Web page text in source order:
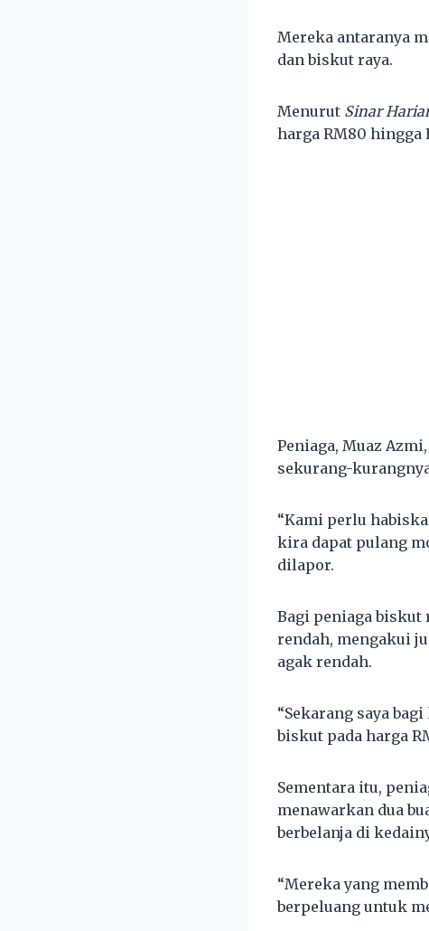
Mereka antaranya
dan biskut raya.
Menurut Sinar
harga RM80 hingga
Peniaga, Muaz
sekurang-
“Kami perlu
kira dapat pulang
dilapor.
Bagi peniaga biskut
rendah, mengakui
agak rendah.
“Sekarang saya
biskut pada harga
Sementara itu,
menawarkan dua
berbelanja di
“Mereka yang
berpeluang untuk